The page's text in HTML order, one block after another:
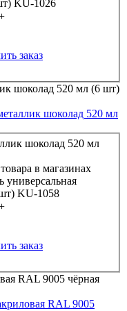
KU-1026
заказ
шоколад 520 мл
в магазинах
универсальная
KU-1058
заказ
RAL 9005